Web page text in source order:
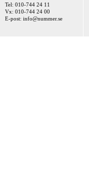
Tel: 010-744 24 11
Vx: 010-744 24 00
E-post: info@nummer.se